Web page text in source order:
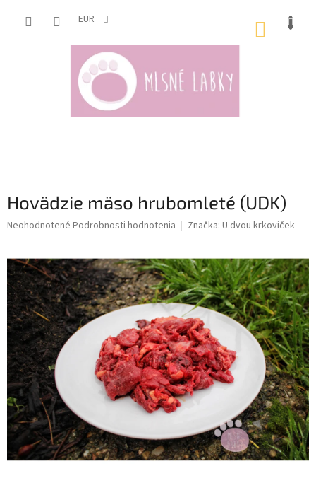
EUR
Hovädzie mäso hrubomleté (UDK)
Priemerné
je
0,0
z
5
hviezdičiek.
Neohodnotené Podrobnosti hodnotenia Značka: U dvou krkoviček